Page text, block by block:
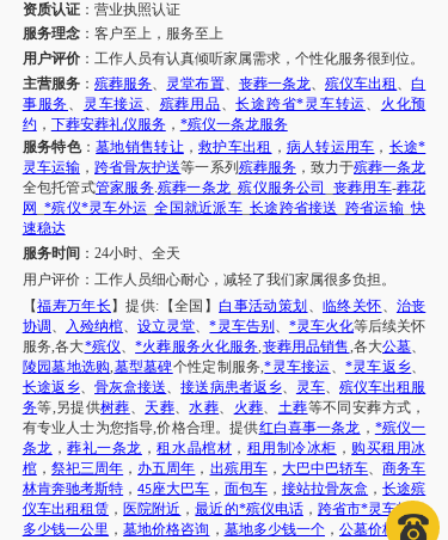
资质认证：营业执照认证
服务理念：客户至上，服务至上
用户评价：工作人员有认真倾听家属需求，个性化服务很到位。
主营服务：殡葬服务、 灵堂布置、 丧葬一条龙、 殡仪车出租 、白
事服务、 灵车接运、 殡葬用品、长途跨省*灵车转运、 火化预
约 ， 下葬安葬礼仪服务， *殡仪一条龙服务
服务特色：墓地销售转让，救护车出租 ， 病人转运用车 ， 长途*
灵车运输，跨省骨灰护送等一系列 殡葬服务，致力于殡葬一条龙
全包托管式管家服务.殡葬一条龙 _殡仪服务公司 丧葬用车-葬花
网 _*殡仪*灵车外运 _全国就近派车_ 长途跨省接送 跨省运输 _快
速稳达
服务时间 ： 24小时、全天
用户评价： 工作人员细心耐心，减轻了我们家属很多负担。
【福寿万年长 】提供:【全国】白事活动策划 、 临终关怀、 治丧
协调 、 入殓纳棺、设立灵堂、*灵车告别 、 *灵车火化等后续关怀
服务,各大*殡仪、*火葬服务火化服务,丧葬用品销售,各大公墓、
陵园墓地选购,墓型墓碑个性定制服务,*灵车接运、 *灵车返乡、
长途返乡、骨灰盒接送、接送病患者返乡、 灵车、殡仪车出租服
务等,另提供树葬、 天葬、水葬、 火葬、 土葬等不同安葬方式，
有专业人士为您指导,价格合理。提供红白喜事一条龙 ， *殡仪一
条龙 ，葬礼一条龙 ，租水晶棺材 ， 租用制冷冰柜 ， 购买租用冰
棺， 祭祀三周年 ， 办五周年 ， 出殡用车， 大巴中巴轿车、商务车
林肯奔驰考斯特 ，45座大巴车 ， 面包车， 接站拉骨灰盒 ，长途殡
仪车出租租赁 ， 医院附近 ，最近的*殡仪电话， 跨省市*灵车转运
多少钱一公里 ，墓地价格咨询 ， 墓地多少钱一个，公墓价格收费